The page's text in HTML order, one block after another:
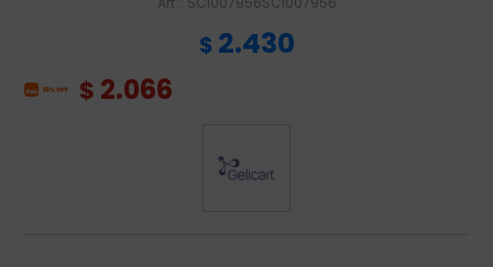
$ 2.430
$ 2.066